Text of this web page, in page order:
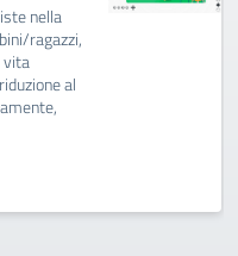
nella
ragazzi,
vita
al